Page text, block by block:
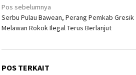
Navigasi
pos
Pos sebelumnya
Serbu Pulau Bawean, Perang Pemkab Gresik
Melawan Rokok Ilegal Terus Berlanjut
POS TERKAIT